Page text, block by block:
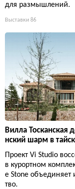
для размышлений.
Выставки 86
Вилла Тосканская
нский шарм в
Проект Vi Studio
в курортном
e Stone объединяет
тво.